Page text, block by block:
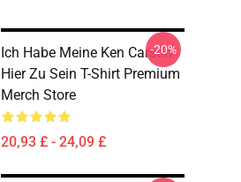
Ich Habe Meine Ken Carson
Hier Zu Sein T-Shirt Premium
Merch Store
20,93 £ - 24,09 £
-20%